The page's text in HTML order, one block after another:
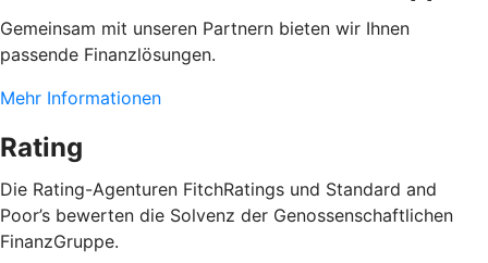
Gemeinsam mit unseren Partnern bieten wir Ihnen
passende Finanzlösungen.
Mehr Informationen
Rating
Die Rating-Agenturen FitchRatings und Standard and
Poor’s bewerten die Solvenz der Genossenschaftlichen
FinanzGruppe.